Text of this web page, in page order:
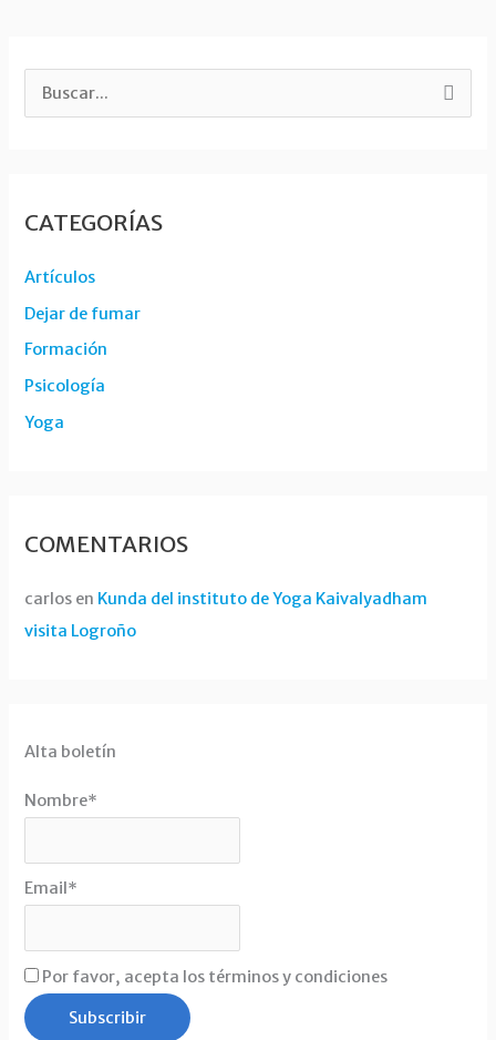
a
o
r
:
CATEGORÍAS
Artículos
Dejar de fumar
Formación
Psicología
Yoga
COMENTARIOS
carlos en Kunda del instituto de Yoga Kaivalyadham
visita Logroño
Alta boletín
Nombre*
Email*
Por favor, acepta los términos y condiciones